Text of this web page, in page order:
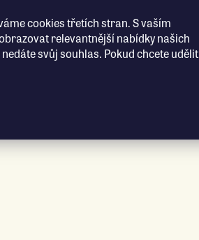
cookies třetích stran. S vaším
relevantnější nabídky našich
svůj souhlas. Pokud chcete udělit